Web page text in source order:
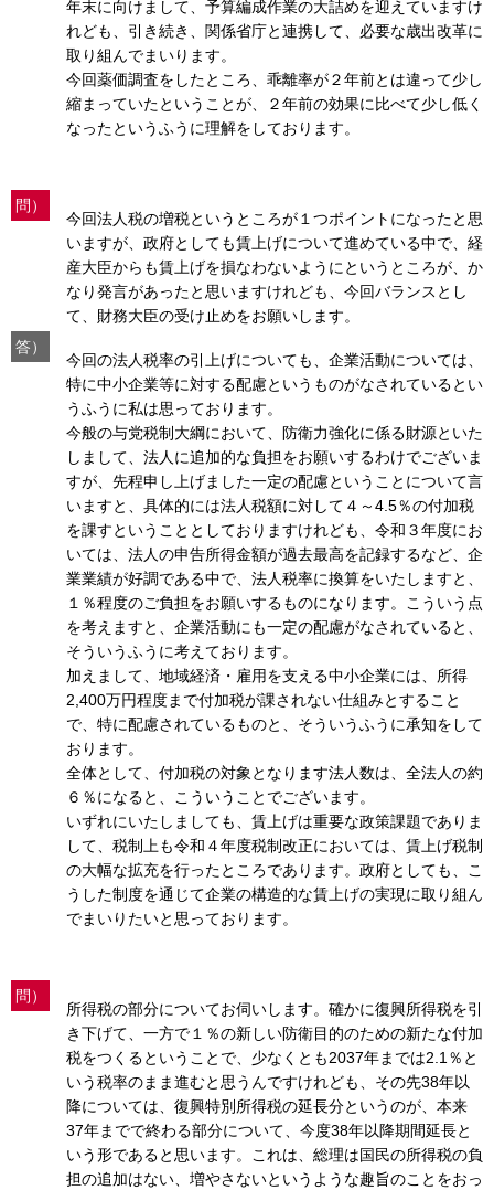
年末に向けまして、予算編成作業の大詰めを迎えていますけ
れども、引き続き、関係省庁と連携して、必要な歳出改革に
取り組んでまいります。
今回薬価調査をしたところ、乖離率が２年前とは違って少し
縮まっていたということが、２年前の効果に比べて少し低く
なったというふうに理解をしております。
問）
今回法人税の増税というところが１つポイントになったと思
いますが、政府としても賃上げについて進めている中で、経
産大臣からも賃上げを損なわないようにというところが、か
なり発言があったと思いますけれども、今回バランスとし
て、財務大臣の受け止めをお願いします。
答）
今回の法人税率の引上げについても、企業活動については、
特に中小企業等に対する配慮というものがなされているとい
うふうに私は思っております。
今般の与党税制大綱において、防衛力強化に係る財源といた
しまして、法人に追加的な負担をお願いするわけでございま
すが、先程申し上げました一定の配慮ということについて言
いますと、具体的には法人税額に対して４～4.5％の付加税
を課すということとしておりますけれども、令和３年度にお
いては、法人の申告所得金額が過去最高を記録するなど、企
業業績が好調である中で、法人税率に換算をいたしますと、
１％程度のご負担をお願いするものになります。こういう点
を考えますと、企業活動にも一定の配慮がなされていると、
そういうふうに考えております。
加えまして、地域経済・雇用を支える中小企業には、所得
2,400万円程度まで付加税が課されない仕組みとすること
で、特に配慮されているものと、そういうふうに承知をして
おります。
全体として、付加税の対象となります法人数は、全法人の約
６％になると、こういうことでございます。
いずれにいたしましても、賃上げは重要な政策課題でありま
して、税制上も令和４年度税制改正においては、賃上げ税制
の大幅な拡充を行ったところであります。政府としても、こ
うした制度を通じて企業の構造的な賃上げの実現に取り組ん
でまいりたいと思っております。
問）
所得税の部分についてお伺いします。確かに復興所得税を引
き下げて、一方で１％の新しい防衛目的のための新たな付加
税をつくるということで、少なくとも2037年までは2.1％と
いう税率のまま進むと思うんですけれども、その先38年以
降については、復興特別所得税の延長分というのが、本来
37年までで終わる部分について、今度38年以降期間延長と
いう形であると思います。これは、総理は国民の所得税の負
担の追加はない、増やさないというような趣旨のことをおっ